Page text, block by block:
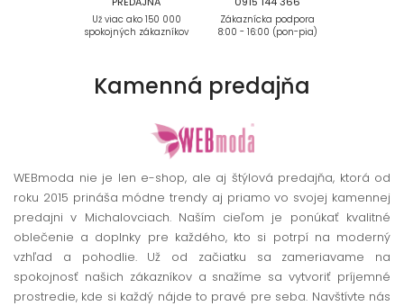
Už viac ako 150 000
spokojných zákazníkov
Zákaznícka podpora
8:00 - 16:00 (pon-pia)
Kamenná predajňa
WEBmoda nie je len e-shop, ale aj štýlová predajňa, ktorá od
roku 2015 prináša módne trendy aj priamo vo svojej kamennej
predajni v Michalovciach. Naším cieľom je ponúkať kvalitné
oblečenie a doplnky pre každého, kto si potrpí na moderný
vzhľad a pohodlie. Už od začiatku sa zameriavame na
spokojnosť našich zákazníkov a snažíme sa vytvoriť príjemné
prostredie, kde si každý nájde to pravé pre seba. Navštívte nás